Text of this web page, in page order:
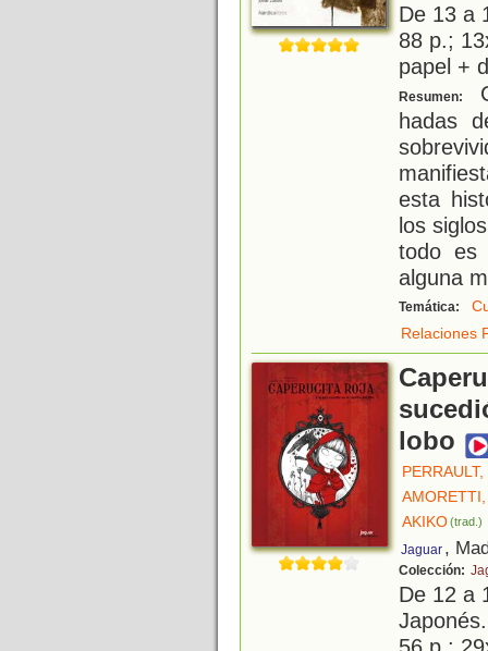
De 13 a
88 p.;
papel +
Resumen:
hadas
esta
los
todo es
alguna
Temática:
Relaciones
lobo
AKIKO(trad.)
Jaguar ,
Colección:
De 12 a
Japonés.